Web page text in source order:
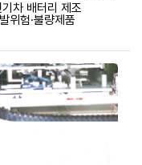
차 배터리 제조
위험·불량제품